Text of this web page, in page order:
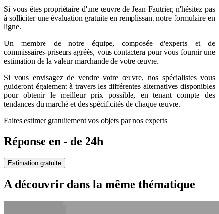
Si vous êtes propriétaire d'une œuvre de Jean Fautrier, n'hésitez pas
à solliciter une évaluation gratuite en remplissant notre formulaire en
ligne.
Un membre de notre équipe, composée d'experts et de
commissaires-priseurs agréés, vous contactera pour vous fournir une
estimation de la valeur marchande de votre œuvre.
Si vous envisagez de vendre votre œuvre, nos spécialistes vous
guideront également à travers les différentes alternatives disponibles
pour obtenir le meilleur prix possible, en tenant compte des
tendances du marché et des spécificités de chaque œuvre.
Faites estimer gratuitement vos objets par nos experts
Réponse en - de 24h
Estimation gratuite
A découvrir dans la même thématique